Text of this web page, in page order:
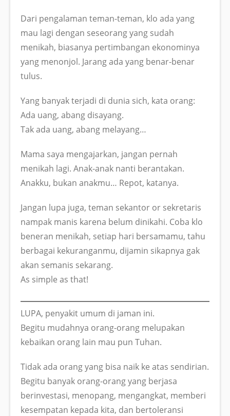
Dari pengalaman teman-teman, klo ada yang
mau lagi dengan seseorang yang sudah
menikah, biasanya pertimbangan ekonominya
yang menonjol. Jarang ada yang benar-benar
tulus.
Yang banyak terjadi di dunia sich, kata orang:
Ada uang, abang disayang.
Tak ada uang, abang melayang…
Mama saya mengajarkan, jangan pernah
menikah lagi. Anak-anak nanti berantakan.
Anakku, bukan anakmu… Repot, katanya.
Jangan lupa juga, teman sekantor or sekretaris
nampak manis karena belum dinikahi. Coba klo
beneran menikah, setiap hari bersamamu, tahu
berbagai kekuranganmu, dijamin sikapnya gak
akan semanis sekarang.
As simple as that!
LUPA, penyakit umum di jaman ini.
Begitu mudahnya orang-orang melupakan
kebaikan orang lain mau pun Tuhan.
Tidak ada orang yang bisa naik ke atas sendirian.
Begitu banyak orang-orang yang berjasa
berinvestasi, menopang, mengangkat, memberi
kesempatan kepada kita, dan bertoleransi